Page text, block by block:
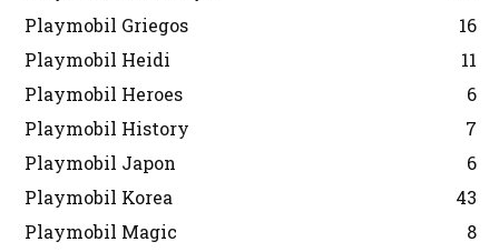
Playmobil Griegos
16
Playmobil Heidi
11
Playmobil Heroes
6
Playmobil History
7
Playmobil Japon
6
Playmobil Korea
43
Playmobil Magic
8